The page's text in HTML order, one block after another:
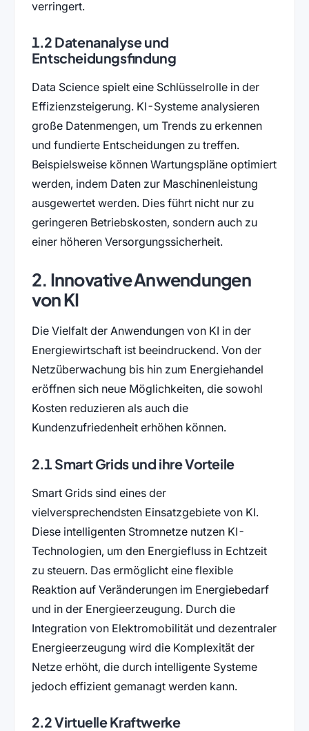
verringert.
1.2 Datenanalyse und
Entscheidungsfindung
Data Science spielt eine Schlüsselrolle in der
Effizienzsteigerung. KI-Systeme analysieren
große Datenmengen, um Trends zu erkennen
und fundierte Entscheidungen zu treffen.
Beispielsweise können Wartungspläne optimiert
werden, indem Daten zur Maschinenleistung
ausgewertet werden. Dies führt nicht nur zu
geringeren Betriebskosten, sondern auch zu
einer höheren Versorgungssicherheit.
2. Innovative Anwendungen
von KI
Die Vielfalt der Anwendungen von KI in der
Energiewirtschaft ist beeindruckend. Von der
Netzüberwachung bis hin zum Energiehandel
eröffnen sich neue Möglichkeiten, die sowohl
Kosten reduzieren als auch die
Kundenzufriedenheit erhöhen können.
2.1 Smart Grids und ihre Vorteile
Smart Grids sind eines der
vielversprechendsten Einsatzgebiete von KI.
Diese intelligenten Stromnetze nutzen KI-
Technologien, um den Energiefluss in Echtzeit
zu steuern. Das ermöglicht eine flexible
Reaktion auf Veränderungen im Energiebedarf
und in der Energieerzeugung. Durch die
Integration von Elektromobilität und dezentraler
Energieerzeugung wird die Komplexität der
Netze erhöht, die durch intelligente Systeme
jedoch effizient gemanagt werden kann.
2.2 Virtuelle Kraftwerke